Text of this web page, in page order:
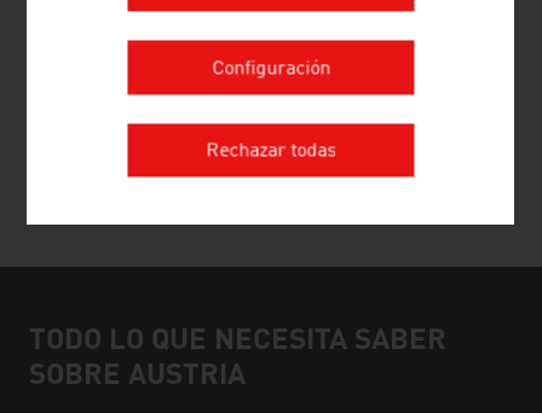
Info box
TODO LO QUE NECESITA SABER
SOBRE AUSTRIA
Configuración
Rechazar todas